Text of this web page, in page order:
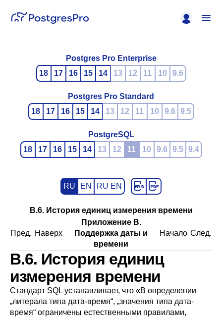
Postgres Pro Enterprise
18
17 16 15 14 13 12 11 10 9.6
Postgres Pro Standard
18
17 16 15 14 13 12 11 10 9.6 9.5
PostgreSQL
18
17 16 15 14 13 12 11 10 9.6 9.5 9.4
RU EN RU EN
B.6. История единиц измерения времени
Пред. Наверх
Приложение B.
Поддержка даты и
времени
Начало След.
B.6. История единиц
измерения времени
Стандарт SQL устанавливает, что «В определении
„литерала типа дата-время“, „значения типа дата-
время“ ограничены естественными правилами,